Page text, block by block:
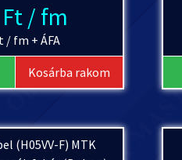
/ fm
/ fm + ÁFA
Kosárba rakom
(H05VV-F) MTK